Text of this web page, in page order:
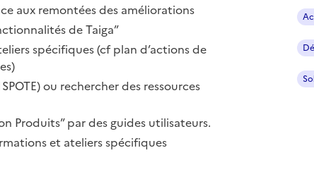
aux remontées des améliorations
de Taiga”
spécifiques (cf plan d’actions de
ou rechercher des ressources
Produits” par des guides utilisateurs.
et ateliers spécifiques